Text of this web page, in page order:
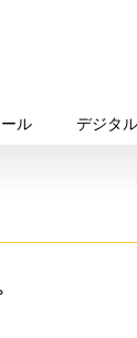
ル デジタ